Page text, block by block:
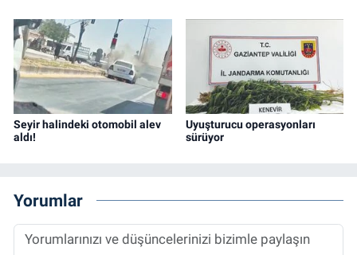
Seyir halindeki otomobil alev
aldı!
Uyuşturucu operasyonları
sürüyor
Yorumlar